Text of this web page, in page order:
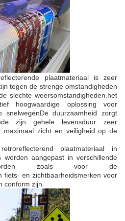
plaatmateriaal is zeer
tegen de strenge omstandigheden
slechte weersomstandigheden.het
hoogwaardige oplossing voor
snelwegenDe duurzaamheid zorgt
zijn gehele levensduur zeer
maximaal zicht en veiligheid op de
plaatmateriaal in
worden aangepast in verschillende
zoals voor de
fiets- en zichtbaarheidsmerken voor
conform zijn.